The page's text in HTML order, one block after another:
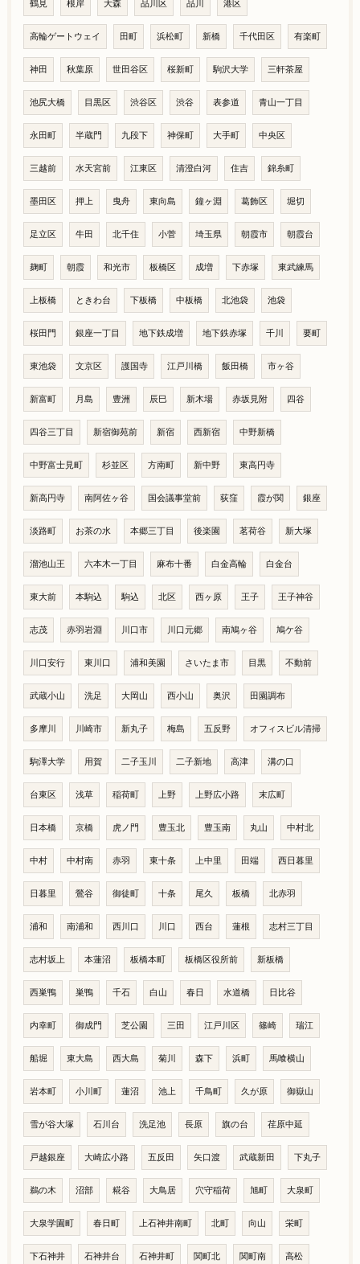
鶴見 根岸 大森 品川区 品川 港区
高輪ゲートウェイ 田町 浜松町 新橋 千代田区 有楽町
神田 秋葉原 世田谷区 桜新町 駒沢大学 三軒茶屋
池尻大橋 目黒区 渋谷区 渋谷 表参道 青山一丁目
永田町 半蔵門 九段下 神保町 大手町 中央区
三越前 水天宮前 江東区 清澄白河 住吉 錦糸町
墨田区 押上 曳舟 東向島 鐘ヶ淵 葛飾区 堀切
足立区 牛田 北千住 小菅 埼玉県 朝霞市 朝霞台
麹町 朝霞 和光市 板橋区 成増 下赤塚 東武練馬
上板橋 ときわ台 下板橋 中板橋 北池袋 池袋
桜田門 銀座一丁目 地下鉄成増 地下鉄赤塚 千川 要町
東池袋 文京区 護国寺 江戸川橋 飯田橋 市ヶ谷
新富町 月島 豊洲 辰巳 新木場 赤坂見附 四谷
四谷三丁目 新宿御苑前 新宿 西新宿 中野新橋
中野富士見町 杉並区 方南町 新中野 東高円寺
新高円寺 南阿佐ヶ谷 国会議事堂前 荻窪 霞が関 銀座
淡路町 お茶の水 本郷三丁目 後楽園 茗荷谷 新大塚
溜池山王 六本木一丁目 麻布十番 白金高輪 白金台
東大前 本駒込 駒込 北区 西ヶ原 王子 王子神谷
志茂 赤羽岩淵 川口市 川口元郷 南鳩ヶ谷 鳩ケ谷
川口安行 東川口 浦和美園 さいたま市 目黒 不動前
武蔵小山 洗足 大岡山 西小山 奥沢 田園調布
多摩川 川崎市 新丸子 梅島 五反野 オフィスビル清掃
駒澤大学 用賀 二子玉川 二子新地 高津 溝の口
台東区 浅草 稲荷町 上野 上野広小路 末広町
日本橋 京橋 虎ノ門 豊玉北 豊玉南 丸山 中村北
中村 中村南 赤羽 東十条 上中里 田端 西日暮里
日暮里 鶯谷 御徒町 十条 尾久 板橋 北赤羽
浦和 南浦和 西川口 川口 西台 蓮根 志村三丁目
志村坂上 本蓮沼 板橋本町 板橋区役所前 新板橋
西巣鴨 巣鴨 千石 白山 春日 水道橋 日比谷
内幸町 御成門 芝公園 三田 江戸川区 篠崎 瑞江
船堀 東大島 西大島 菊川 森下 浜町 馬喰横山
岩本町 小川町 蓮沼 池上 千鳥町 久が原 御嶽山
雪が谷大塚 石川台 洗足池 長原 旗の台 荏原中延
戸越銀座 大崎広小路 五反田 矢口渡 武蔵新田 下丸子
鵜の木 沼部 糀谷 大鳥居 穴守稲荷 旭町 大泉町
大泉学園町 春日町 上石神井南町 北町 向山 栄町
下石神井 石神井台 石神井町 関町北 関町南 高松